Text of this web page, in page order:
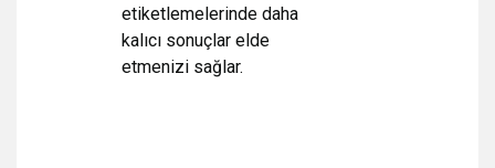
etiketlemelerinde daha
kalıcı sonuçlar elde
etmenizi sağlar.